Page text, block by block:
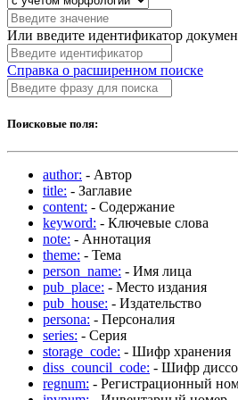
Или введите идентификатор
Справка о расширенном поиске
Поисковые поля:
author: - Автор
title: - Заглавие
content: - Содержание
keyword: - Ключевые слова
note: - Аннотация
theme: - Тема
person_name: - Имя лица
pub_place: - Место издания
pub_house: - Издательство
persona: - Персоналия
series: - Серия
storage_code: - Шифр хранения
diss_council_code: - Шифр
regnum: - Регистрационный